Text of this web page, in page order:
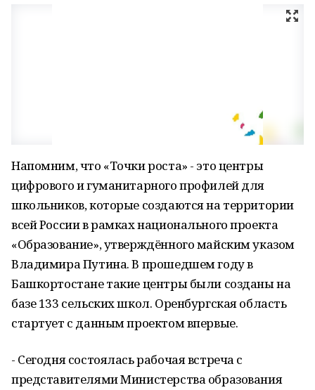
Напомним, что «Точки роста» - это центры
цифрового и гуманитарного профилей для
школьников, которые создаются на территории
всей России в рамках национального проекта
«Образование», утверждённого майским указом
Владимира Путина. В прошедшем году в
Башкортостане такие центры были созданы на
базе 133 сельских школ. Оренбургская область
стартует с данным проектом впервые.
- Сегодня состоялась рабочая встреча с
представителями Министерства образования